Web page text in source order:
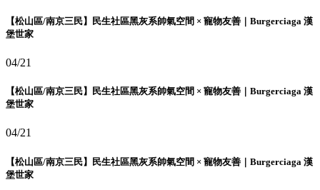
【松山區/南京三民】民生社區黑灰系帥氣空間 × 寵物友善｜Burgerciaga 漢
堡世家
04/21
【松山區/南京三民】民生社區黑灰系帥氣空間 × 寵物友善｜Burgerciaga 漢
堡世家
04/21
【松山區/南京三民】民生社區黑灰系帥氣空間 × 寵物友善｜Burgerciaga 漢
堡世家